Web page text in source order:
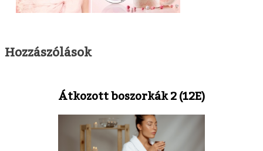
Hozzászólások
Átkozott boszorkák 2 (12E)